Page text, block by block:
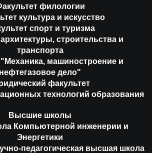
филологии
культура и искусство
спорт и туризма
строительства и
транспорта
машиностроение и
нефтегазовое дело"
факультет
технологий образования
Высшие школы
Компьютерной инженерии и
Энергетики
педагогическая высшая школа